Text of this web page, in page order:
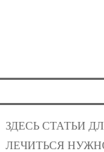
ЗДЕСЬ СТАТЬИ
ЛЕЧИТЬСЯ